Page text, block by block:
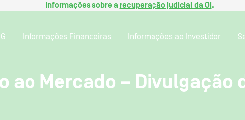
Informações sobre a recuperação judicial da Oi.
Informações Financeiras Informações ao Investidor
ao Mercado – Divulgação